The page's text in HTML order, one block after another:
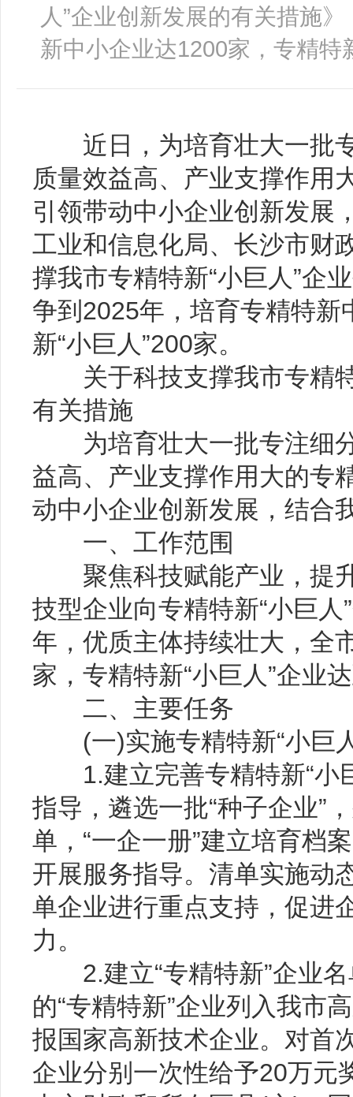
人”企业创新发展的有关措施
新中小企业达1200家，专精特
近日，为培育壮大一批
质量效益高、产业支撑作用
引领带动中小企业创新发展
工业和信息化局、长沙市财
撑我市专精特新“小巨人”企
争到2025年，培育专精特
新“小巨人”200家。
关于科技支撑我市专精特
有关措施
为培育壮大一批专注细
益高、产业支撑作用大的专
动中小企业创新发展，结合
一、工作范围
聚焦科技赋能产业，提
技型企业向专精特新“小巨
年，优质主体持续壮大，全
家，专精特新“小巨人”企业
二、主要任务
(一)实施专精特新“小巨
1.建立完善专精特新“小
指导，遴选一批“种子企业”
单，“一企一册”建立培育档
开展服务指导。清单实施动
单企业进行重点支持，促进
力。
2.建立“专精特新”企业名
的“专精特新”企业列入我市
报国家高新技术企业。对首
企业分别一次性给予20万元